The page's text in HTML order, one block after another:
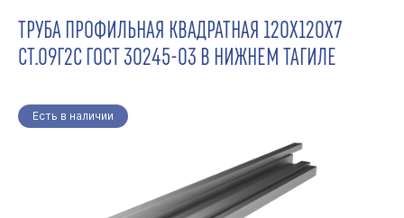
ТРУБА ПРОФИЛЬНАЯ КВАДРАТНАЯ 120Х120Х7
СТ.09Г2С ГОСТ 30245-03 В НИЖНЕМ ТАГИЛЕ
Есть в наличии